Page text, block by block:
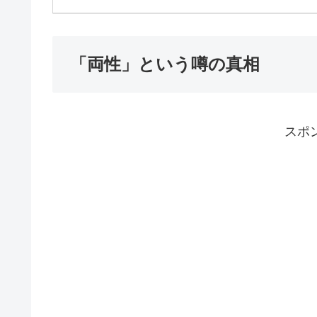
「両性」という噂の真相
スポ